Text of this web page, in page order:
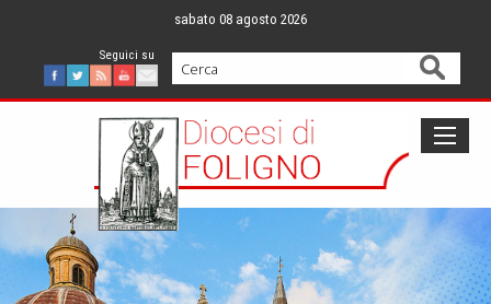
content
sabato 08 agosto 2026
Facebook
Twitter
FeedYoutube
Mail
Cerca